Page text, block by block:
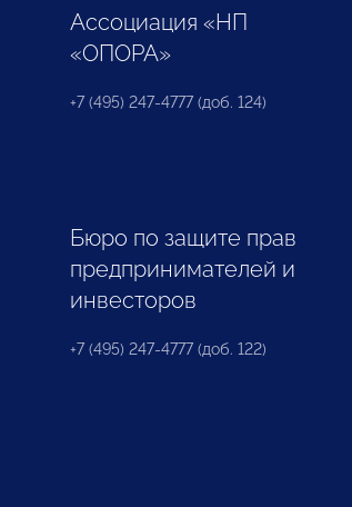
Ассоциация «НП
«ОПОРА»
+7 (495) 247-4777 (доб. 124)
Бюро по защите прав
предпринимателей и
инвесторов
+7 (495) 247-4777 (доб. 122)